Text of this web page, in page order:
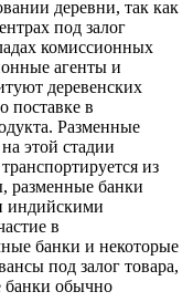
деревни, так как
под залог
комиссионных
агенты и
деревенских
поставке в
Разменные
этой стадии
из
разменные банки
индийскими
в
банки и некоторые
под залог товара,
банки обычно